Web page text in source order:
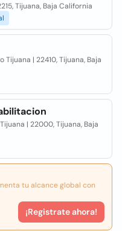
Tijuana, Baja California
| 22410, Tijuana, Baja
| 22000, Tijuana, Baja
tu alcance global con
¡Registrate ahora!